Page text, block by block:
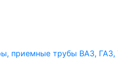
приемные трубы ВАЗ, ГАЗ,